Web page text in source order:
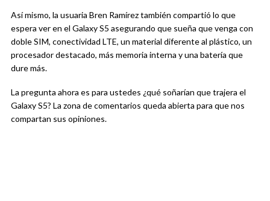
Así mismo, la usuaria Bren Ramírez también compartió lo que
espera ver en el Galaxy S5 asegurando que sueña que venga con
doble SIM, conectividad LTE, un material diferente al plástico, un
procesador destacado, más memoria interna y una batería que
dure más.
La pregunta ahora es para ustedes ¿qué soñarían que trajera el
Galaxy S5? La zona de comentarios queda abierta para que nos
compartan sus opiniones.